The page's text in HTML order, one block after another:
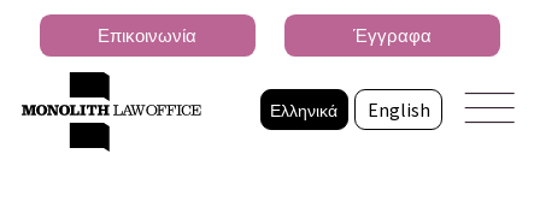
Ελληνικά English
Επικοινωνία Έγγραφα